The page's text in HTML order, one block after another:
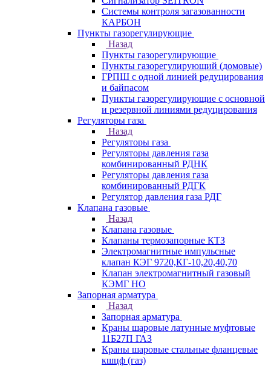
Системы контроля загазованности
КАРБОН
Пункты газорегулирующие
Назад
Пункты газорегулирующие
Пункты газорегулирующий (домовые)
ГРПШ с одной линией редуцирования
и байпасом
Пункты газорегулирующие с основной
и резервной линиями редуцирования
Регуляторы газа
Назад
Регуляторы газа
Регуляторы давления газа
комбинированный РДНК
Регуляторы давления газа
комбинированный РДГК
Регулятор давления газа РДГ
Клапана газовые
Назад
Клапана газовые
Клапаны термозапорные КТЗ
Электромагнитные импульсные
клапан КЭГ 9720,КГ-10,20,40,70
Клапан электромагнитный газовый
КЭМГ НО
Запорная арматура
Назад
Запорная арматура
Краны шаровые латунные муфтовые
11Б27П ГАЗ
Краны шаровые стальные фланцевые
кшцф (газ)